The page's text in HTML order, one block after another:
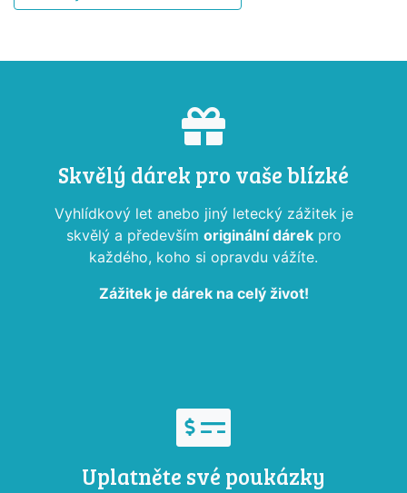
Skvělý dárek pro vaše blízké
Vyhlídkový let anebo jiný letecký zážitek je
skvělý a především originální dárekpro
každého, koho si opravdu vážíte.
Zážitek je dárek na celý život!
Uplatněte své poukázky